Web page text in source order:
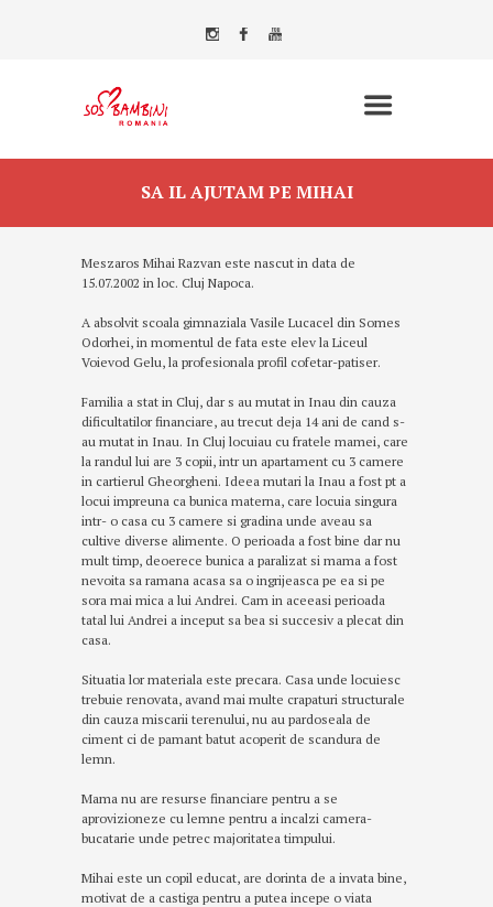
SA IL AJUTAM PE MIHAI
Meszaros Mihai Razvan este nascut in data de
15.07.2002 in loc. Cluj Napoca.
A absolvit scoala gimnaziala Vasile Lucacel din Somes
Odorhei, in momentul de fata este elev la Liceul
Voievod Gelu, la profesionala profil cofetar-patiser.
Familia a stat in Cluj, dar s au mutat in Inau din cauza
dificultatilor financiare, au trecut deja 14 ani de cand s-
au mutat in Inau. In Cluj locuiau cu fratele mamei, care
la randul lui are 3 copii, intr un apartament cu 3 camere
in cartierul Gheorgheni. Ideea mutari la Inau a fost pt a
locui impreuna ca bunica materna, care locuia singura
intr- o casa cu 3 camere si gradina unde aveau sa
cultive diverse alimente. O perioada a fost bine dar nu
mult timp, deoerece bunica a paralizat si mama a fost
nevoita sa ramana acasa sa o ingrijeasca pe ea si pe
sora mai mica a lui Andrei. Cam in aceeasi perioada
tatal lui Andrei a inceput sa bea si succesiv a plecat din
casa.
Situatia lor materiala este precara. Casa unde locuiesc
trebuie renovata, avand mai multe crapaturi structurale
din cauza miscarii terenului, nu au pardoseala de
ciment ci de pamant batut acoperit de scandura de
lemn.
Mama nu are resurse financiare pentru a se
aprovizioneze cu lemne pentru a incalzi camera-
bucatarie unde petrec majoritatea timpului.
Mihai este un copil educat, are dorinta de a invata bine,
motivat de a castiga pentru a putea incepe o viata